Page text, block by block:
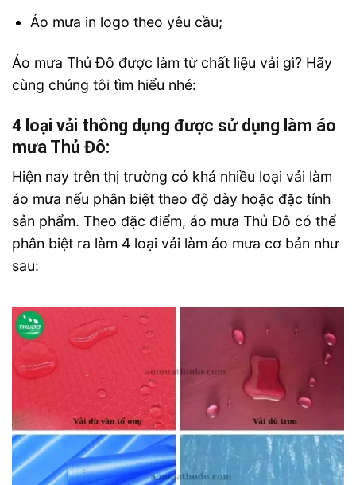
Áo mưa in logo theo yêu cầu;
Áo mưa Thủ Đô được làm từ chất liệu vải gì? Hãy
cùng chúng tôi tìm hiểu nhé:
4 loại vải thông dụng được sử dụng làm áo
mưa Thủ Đô:
Hiện nay trên thị trường có khá nhiều loại vải làm
áo mưa nếu phân biệt theo độ dày hoặc đặc tính
sản phẩm. Theo đặc điểm, áo mưa Thủ Đô có thể
phân biệt ra làm 4 loại vải làm áo mưa cơ bản như
sau: